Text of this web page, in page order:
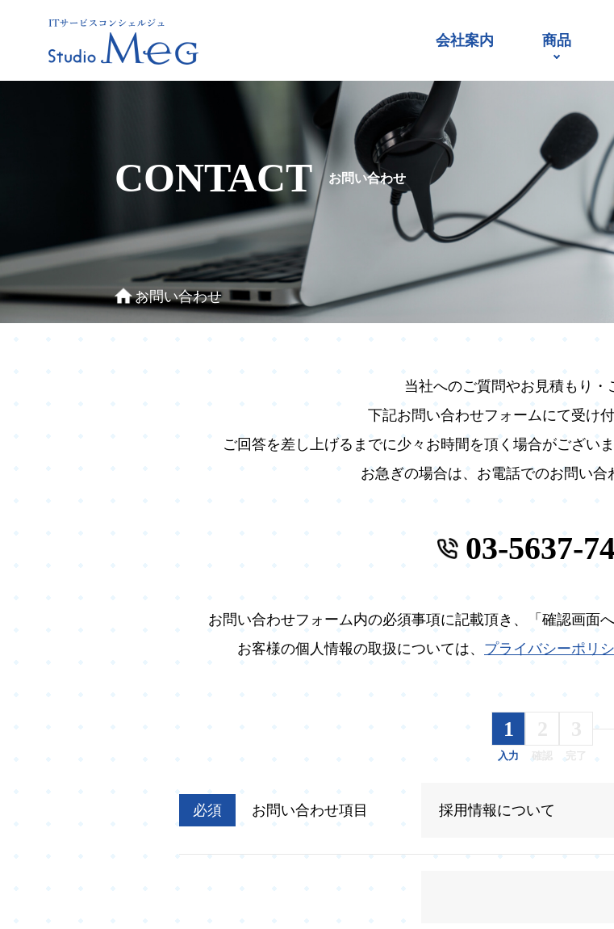
会社案内 商品
建機レンタルシス
SmartAccess
点検記録簿
シ
イ
シ
CONTACT お問い合わせ
お問い合わせ
当社へのご質問やお見積もり・
下記お問い合わせフォームにて受け付
ご回答を差し上げるまでに少々お時間を頂く場合がござい
お急ぎの場合は、お電話でのお問い合
03-5637-
お問い合わせフォーム内の必須事項に記載頂き、「確認画面
お客様の個人情報の取扱については、 プライバシーポリ
1
入力
必須 お問い合わせ項目